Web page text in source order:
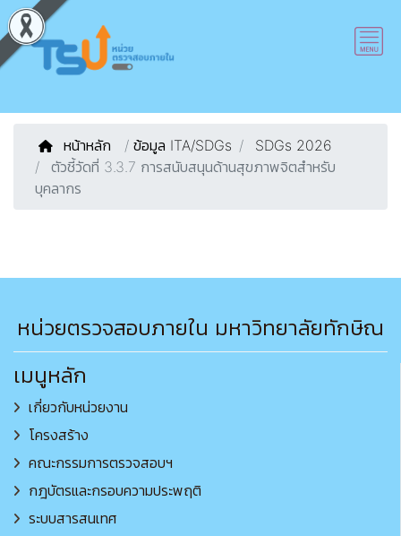
หน้าหลัก / ข้อมูล ITA/SDGs
SDGs 2026
ตัวชี้วัดที่ 3.3.7 การสนับสนุนด้านสุขภาพจิตสำหรับ
บุคลากร
หน่วยตรวจสอบภายใน มหาวิทยาลัยทักษิณ
เมนูหลัก
เกี่ยวกับหน่วยงาน
โครงสร้าง
คณะกรรมการตรวจสอบฯ
กฎบัตรและกรอบความประพฤติ
ระบบสารสนเทศ